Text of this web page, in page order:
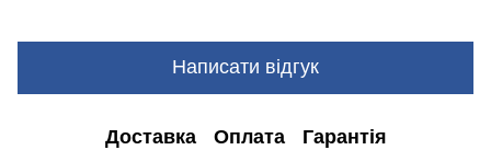
Написати відгук
Доставка Оплата Гарантія